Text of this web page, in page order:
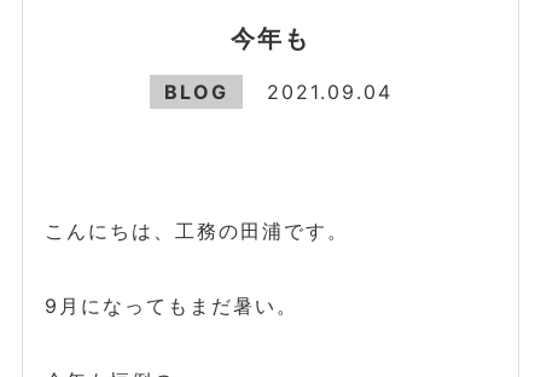
今年も
BLOG 2021.09.04
こんにちは、工務の田浦です。
9月になってもまだ暑い。